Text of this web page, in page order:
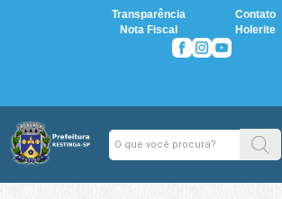
Transparência
Contato
Nota Fiscal
Holerite